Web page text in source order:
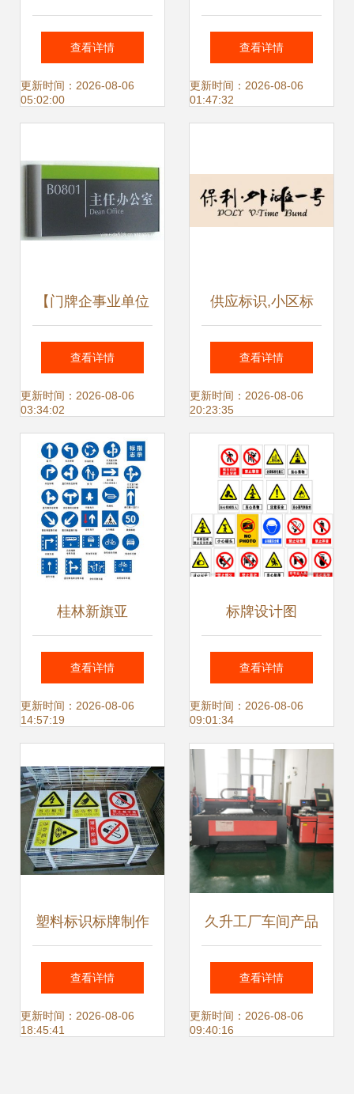
制作报价
查看详情
更新时间：2026-08-06
05:02:00
查看详情
更新时间：2026-08-06
01:47:32
【门牌企事业单位
铝合金型材科室牌
标识牌】价格,厂
家,图片,广告牌,深
圳市溢美佳标识设
计-
查看详情
更新时间：2026-08-06
03:34:02
供应标识,小区标
识,兰虎标识,住宅
标识设计,标识标牌
_安全防护_世界工
厂网中国产品信息
库
查看详情
更新时间：2026-08-06
20:23:35
桂林新旗亚
查看详情
更新时间：2026-08-06
14:57:19
标牌设计图
查看详情
更新时间：2026-08-06
09:01:34
塑料标识标牌制作
的主要特点 供应产
品 长沙麦肯卡登标
查看详情
更新时间：2026-08-06
18:45:41
久升工厂车间产品
指示牌仓库分区标
牌 区域划分牌-
查看详情
更新时间：2026-08-06
09:40:16